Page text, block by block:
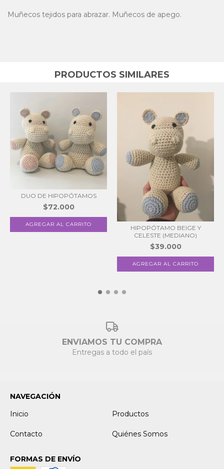
Muñecos tejidos para abrazar. Muñecos de apego.
PRODUCTOS SIMILARES
DUO DE HIPOPÓTAMOS
$72.000
HIPOPÓTAMO BEIGE Y
CELESTE (MEDIANO)
$39.000
ENVIAMOS TU COMPRA
Entregas a todo el país
NAVEGACIÓN
Inicio
Productos
Contacto Quiénes Somos
FORMAS DE ENVÍO